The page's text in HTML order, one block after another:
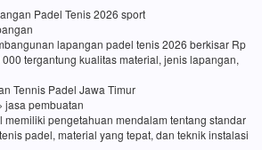
Padel Tenis 2026 sport
lapangan padel tenis 2026 berkisar Rp
tergantung kualitas material, jenis lapangan,
Tennis Padel Jawa Timur
jasa pembuatan
memiliki pengetahuan mendalam tentang standar
padel, material yang tepat, dan teknik instalasi